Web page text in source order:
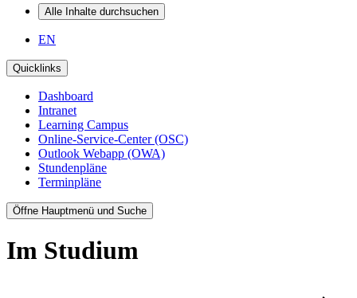
Alle Inhalte durchsuchen
EN
Quicklinks
Dashboard
Intranet
Learning Campus
Online-Service-Center (OSC)
Outlook Webapp (OWA)
Stundenpläne
Terminpläne
Öffne Hauptmenü und Suche
Im Studium